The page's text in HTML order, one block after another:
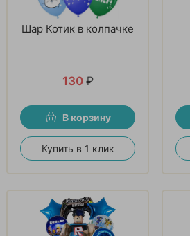
Шар Котик в колпачке
130 ₽
В корзину
Купить в 1 клик